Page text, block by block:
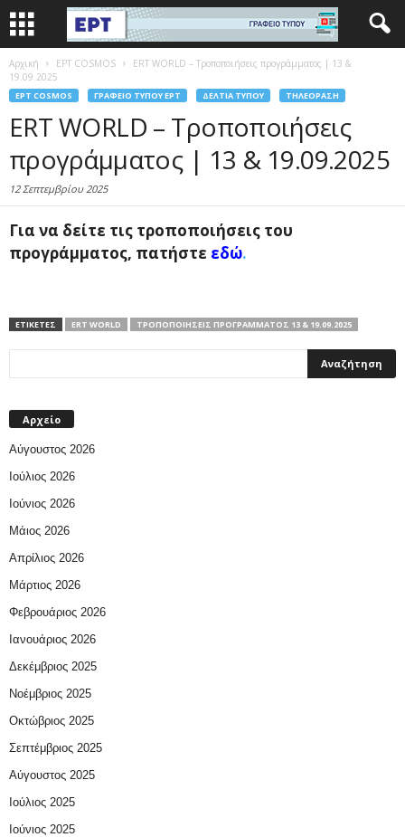
Αρχική EΡΤ COSMOS
ERT WORLD – Τροποποιήσεις προγράμματος | 13 &
19.09.2025
EΡΤ COSMOS ΓΡΑΦΕΊΟ ΤΎΠΟΥ ΕΡΤ ΔΕΛΤΊΑ ΤΎΠΟΥ ΤΗΛΕΌΡΑΣΗ
ERT WORLD – Τροποποιήσεις
προγράμματος | 13 & 19.09.2025
12 Σεπτεμβρίου 2025
Για να δείτε τις τροποποιήσεις του
προγράμματος, πατήστε εδώ.
ΕΤΙΚΕΤΕΣ ERT WORLD ΤΡΟΠΟΠΟΙΉΣΕΙΣ ΠΡΟΓΡΆΜΜΑΤΟΣ 13 & 19.09.2025
Αρχείο
Αύγουστος 2026
Ιούλιος 2026
Ιούνιος 2026
Μάιος 2026
Απρίλιος 2026
Μάρτιος 2026
Φεβρουάριος 2026
Ιανουάριος 2026
Δεκέμβριος 2025
Νοέμβριος 2025
Οκτώβριος 2025
Σεπτέμβριος 2025
Αύγουστος 2025
Ιούλιος 2025
Ιούνιος 2025